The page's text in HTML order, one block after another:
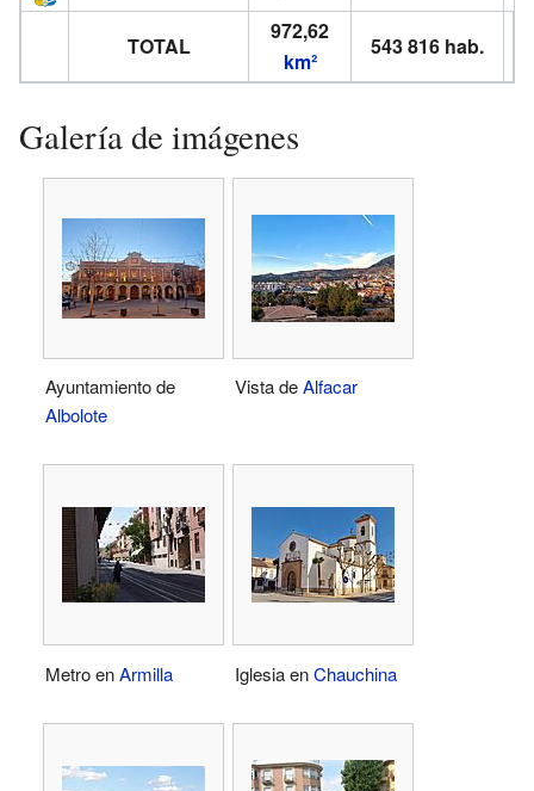
TOTAL
972,62
km²
543 816 hab.
Galería de imágenes
Ayuntamiento de
Albolote
Vista deAlfacar
Metro enArmilla Iglesia enChauchina